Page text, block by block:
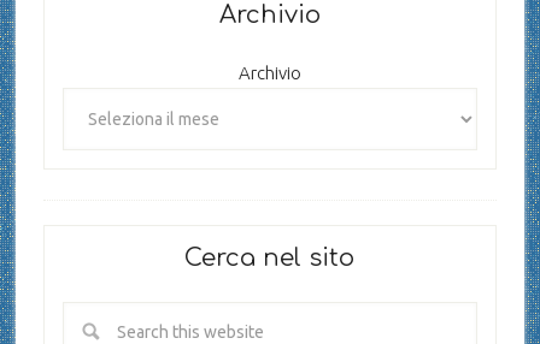
Archivio
Archivio
Cerca nel sito